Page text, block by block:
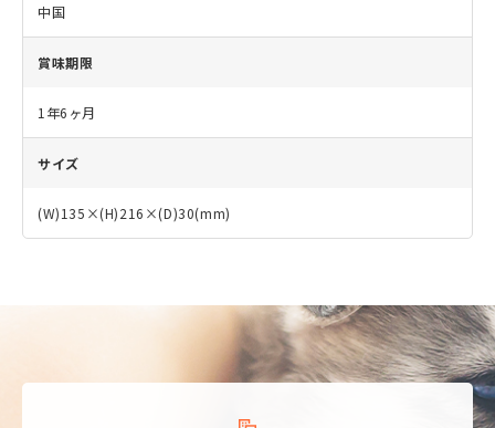
中国
賞味期限
1年6ヶ月
サイズ
(W)135×(H)216×(D)30(mm)